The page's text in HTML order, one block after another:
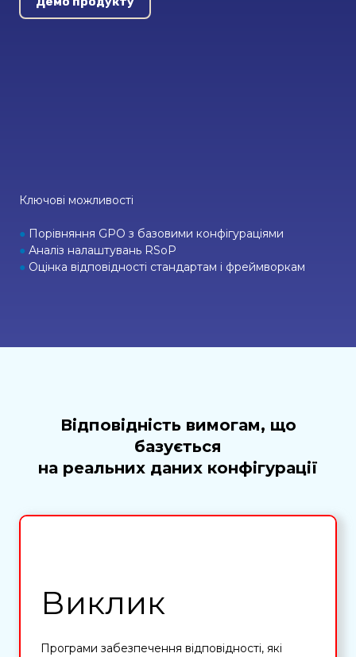
Ключові можливості
● Порівняння GPO з базовими конфігураціями
● Аналіз налаштувань RSoP
● Оцінка відповідності стандартам і фреймворкам
Відповідність вимогам, що
базується
на реальних даних конфігурації
Виклик
Програми забезпечення відповідності, які